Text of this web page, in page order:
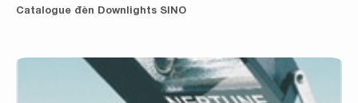
Catalogue đèn Downlights SINO